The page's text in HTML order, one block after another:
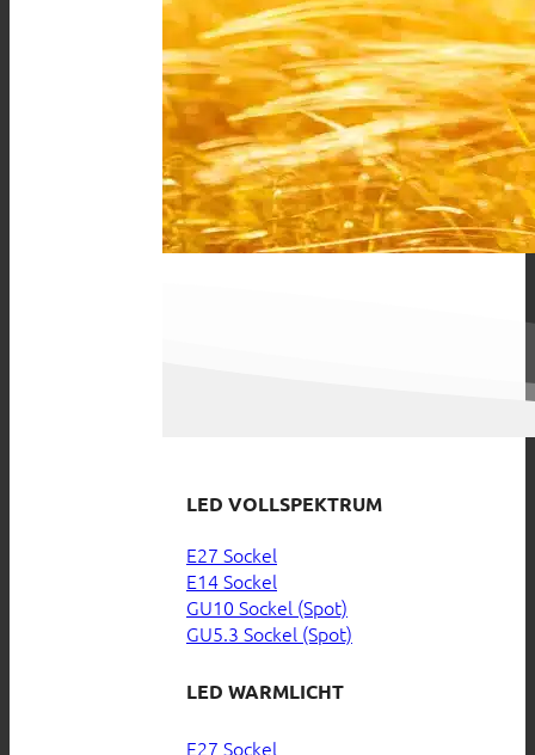
LED VOLLSPEKTRUM
E27 Sockel
E14 Sockel
GU10 Sockel (Spot)
GU5.3 Sockel (Spot)
LED WARMLICHT
E27 Sockel